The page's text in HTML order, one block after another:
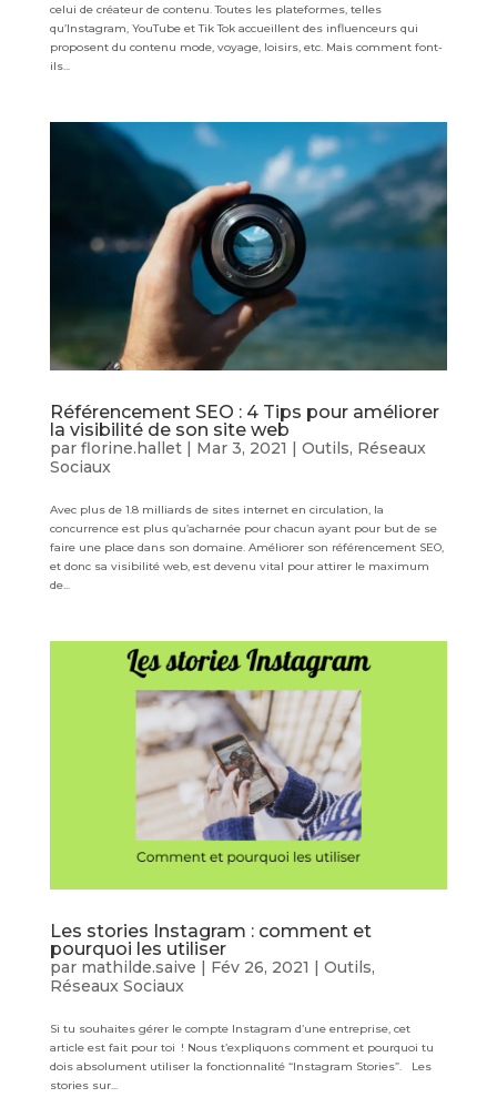
celui de créateur de contenu. Toutes les plateformes, telles
qu’Instagram, YouTube et Tik Tok accueillent des influenceurs qui
proposent du contenu mode, voyage, loisirs, etc. Mais comment font-
ils...
Référencement SEO : 4 Tips pour améliorer
la visibilité de son site web
par florine.hallet| Mar 3, 2021 | Outils, Réseaux
Sociaux
Avec plus de 1.8 milliards de sites internet en circulation, la
concurrence est plus qu’acharnée pour chacun ayant pour but de se
faire une place dans son domaine. Améliorer son référencement SEO,
et donc sa visibilité web, est devenu vital pour attirer le maximum
de...
Les stories Instagram : comment et
pourquoi les utiliser
par mathilde.saive | Fév 26, 2021 | Outils,
Réseaux Sociaux
Si tu souhaites gérer le compte Instagram d’une entreprise, cet
article est fait pour toi ! Nous t’expliquons comment et pourquoi tu
dois absolument utiliser la fonctionnalité “Instagram Stories”. Les
stories sur...